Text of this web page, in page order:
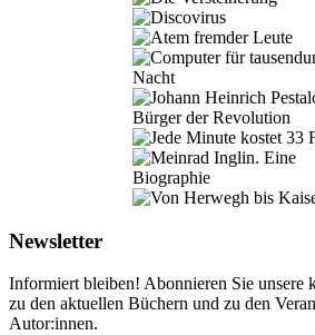
Newsletter
Informiert bleiben! Abonnieren Sie unsere
zu den aktuellen Büchern und zu den
Autor:innen.